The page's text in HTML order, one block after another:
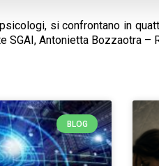
si confrontano in
Antonietta Bozzaotra
BLOG